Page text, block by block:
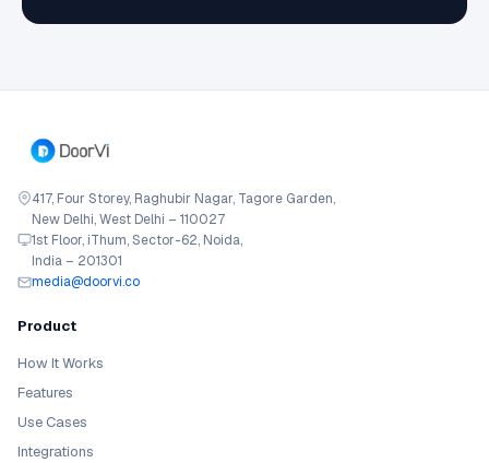
417, Four Storey, Raghubir Nagar, Tagore Garden,
New Delhi, West Delhi – 110027
1st Floor, iThum, Sector-62, Noida,
India – 201301
media@doorvi.co
Product
How It Works
Features
Use Cases
Integrations